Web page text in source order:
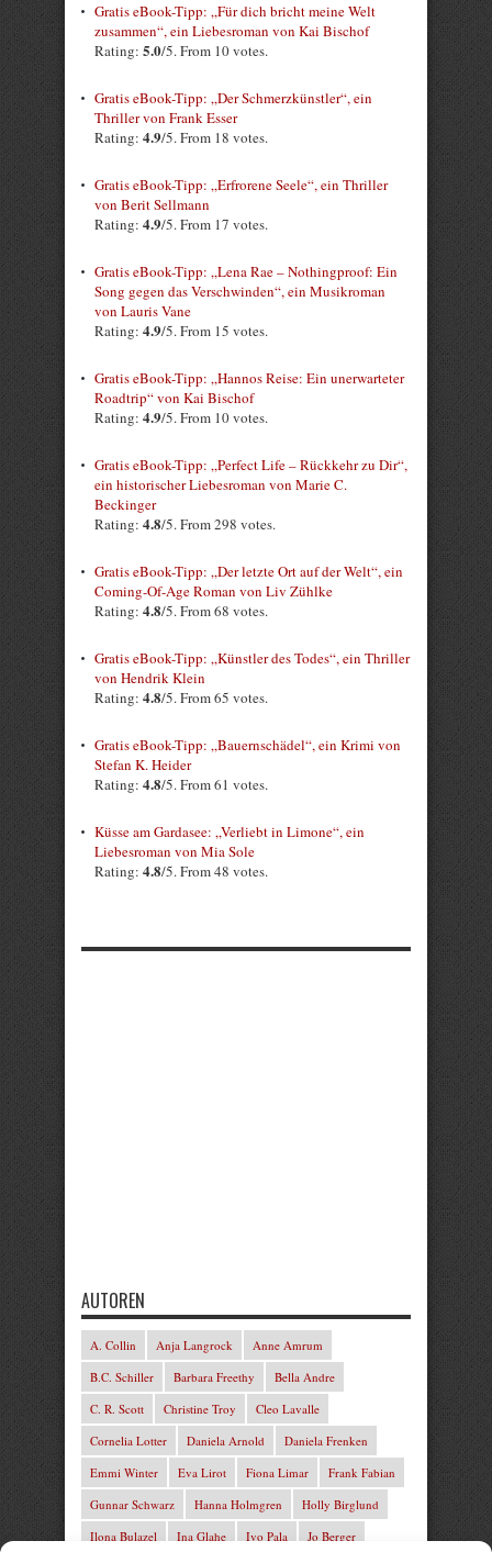
Gratis eBook-Tipp: „Für dich bricht meine Welt
zusammen“, ein Liebesroman von Kai Bischof
Rating: 5.0/5. From 10 votes.
Gratis eBook-Tipp: „Der Schmerzkünstler“, ein
Thriller von Frank Esser
Rating: 4.9/5. From 18 votes.
Gratis eBook-Tipp: „Erfrorene Seele“, ein Thriller
von Berit Sellmann
Rating: 4.9/5. From 17 votes.
Gratis eBook-Tipp: „Lena Rae – Nothingproof: Ein
Song gegen das Verschwinden“, ein Musikroman
von Lauris Vane
Rating: 4.9/5. From 15 votes.
Gratis eBook-Tipp: „Hannos Reise: Ein unerwarteter
Roadtrip“ von Kai Bischof
Rating: 4.9/5. From 10 votes.
Gratis eBook-Tipp: „Perfect Life – Rückkehr zu Dir“,
ein historischer Liebesroman von Marie C.
Beckinger
Rating: 4.8/5. From 298 votes.
Gratis eBook-Tipp: „Der letzte Ort auf der Welt“, ein
Coming-Of-Age Roman von Liv Zühlke
Rating: 4.8/5. From 68 votes.
Gratis eBook-Tipp: „Künstler des Todes“, ein Thriller
von Hendrik Klein
Rating: 4.8/5. From 65 votes.
Gratis eBook-Tipp: „Bauernschädel“, ein Krimi von
Stefan K. Heider
Rating: 4.8/5. From 61 votes.
Küsse am Gardasee: „Verliebt in Limone“, ein
Liebesroman von Mia Sole
Rating: 4.8/5. From 48 votes.
AUTOREN
A. Collin Anja Langrock
Anne Amrum
B.C. Schiller
Barbara Freethy
Bella Andre
C. R. Scott
Christine Troy
Cleo Lavalle
Cornelia Lotter
Daniela Arnold
Daniela Frenken
Emmi Winter
Eva Lirot Fiona Limar
Frank Fabian
Gunnar Schwarz
Hanna Holmgren
Holly Birglund
Ilona Bulazel
Ina Glahe Ivo Pala Jo Berger